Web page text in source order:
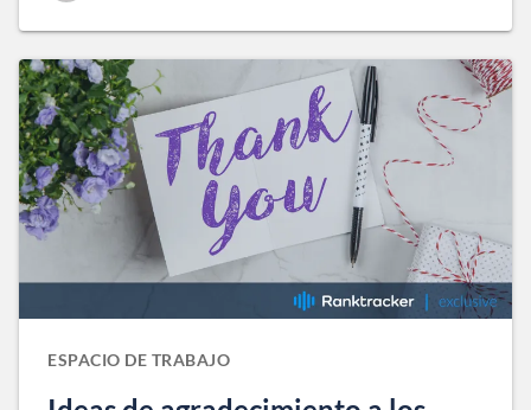
ESPACIO DE TRABAJO